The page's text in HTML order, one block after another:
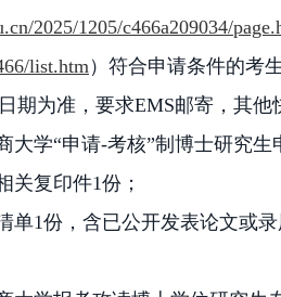
2025/1205/c466a209034/
list.htm） 符合申请条件的考
期为准，要求EMS邮寄，其他
大学“申请-考核”制博士研究生
关复印件1份；
单1份，含已公开发表论文或